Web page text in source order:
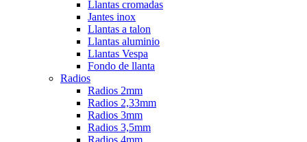
Llantas cromadas
Jantes inox
Llantas a talon
Llantas aluminio
Llantas Vespa
Fondo de llanta
Radios
Radios 2mm
Radios 2,33mm
Radios 3mm
Radios 3,5mm